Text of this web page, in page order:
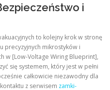
i
to kolejny krok w stronę
precyzyjnych mikrostyków i
w [Low-Voltage Wiring Blueprint],
się systemem, który jest w pełni
całkowicie niezawodny dla
z serwisem zamki-